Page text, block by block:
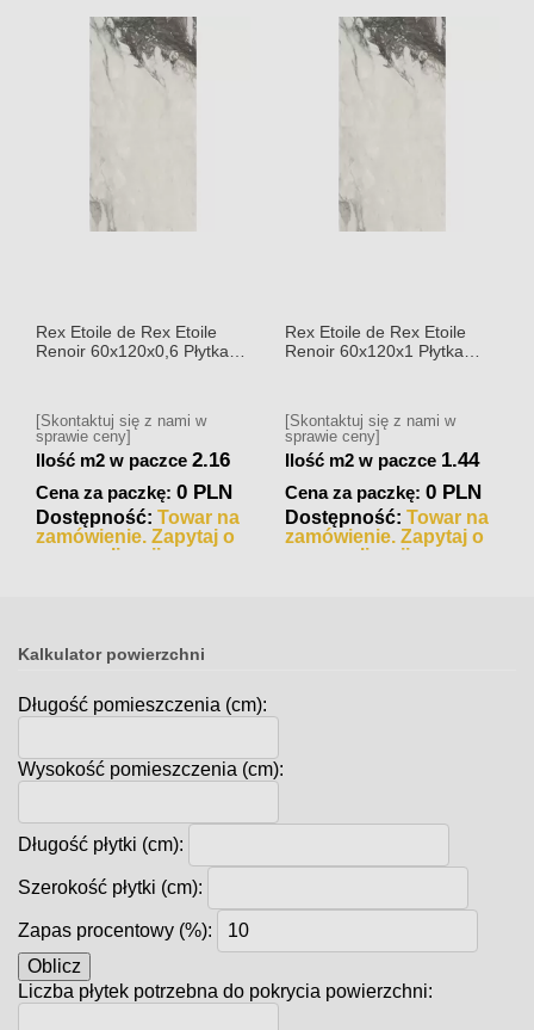
Rex Etoile de Rex Etoile
Renoir 60x120x0,6 Płytka
[Skontaktuj się z nami w
sprawie ceny]
Ilość m2 w paczce 2.16
Cena za paczkę:0 PLN
Dostępność: Towar na
zamówienie. Zapytaj o
czas realizacji
Rex Etoile de Rex Etoile
Renoir 60x120x1 Płytka
[Skontaktuj się z nami w
sprawie ceny]
Ilość m2 w paczce 1.44
Cena za paczkę:0 PLN
Dostępność: Towar na
zamówienie. Zapytaj o
czas realizacji
Kalkulator powierzchni
Długość pomieszczenia (cm):
Wysokość pomieszczenia (cm):
Długość płytki (cm):
Szerokość płytki (cm):
Zapas procentowy (%):
Oblicz
Liczba płytek potrzebna do pokrycia powierzchni: